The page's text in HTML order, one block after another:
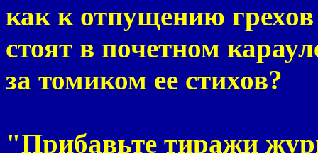
как к отпущению
стоят в почетном
за томиком ее стихов?
"Прибавьте тиражи